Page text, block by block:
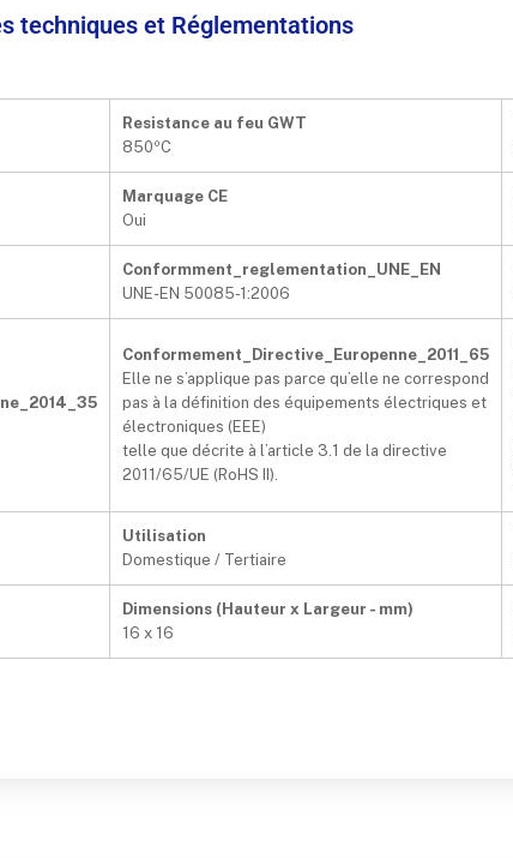
techniques et Réglementations
Resistance au feu GWT
850ºC
Marquage CE
Oui
Conformment_reglementation_UNE_EN
UNE-EN 50085-1:2006
Conformement_Directive_Europenne_2011_65
Elle ne s’applique pas parce qu’elle ne correspond
pas à la définition des équipements électriques et
électroniques (EEE)
telle que décrite à l’article 3.1 de la directive
2011/65/UE (RoHS II).
Utilisation
Domestique / Tertiaire
Dimensions (Hauteur x Largeur - mm)
16 x 16